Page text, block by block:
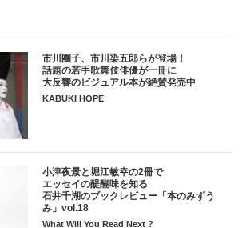
市川團子、市川染五郎らが登場！
話題の若手歌舞伎俳優が一冊に
大反響のビジュアル本が絶賛発売中
KABUKI HOPE
小津夜景と堀江敏幸の2冊で
エッセイの醍醐味を知る
石井千湖のブックレビュー「本のみずう
み」vol.18
What Will You Read Next ?